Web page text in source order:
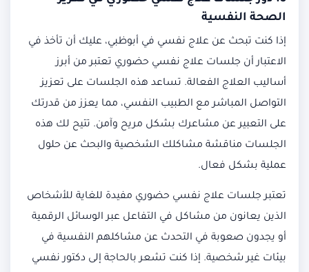
الصحة النفسية
إذا كنت تبحث عن علاج نفسي في أبوظبي، عليك أن تأخذ في
الاعتبار أن جلسات علاج نفسي حضوري تعتبر من أبرز
أساليب العلاج الفعالة. تساعد هذه الجلسات على تعزيز
التواصل المباشر مع الطبيب النفسي، مما يعزز من قدرتك
على التعبير عن مشاعرك بشكل مريح وآمن. تتيح لك هذه
الجلسات مناقشة مشاكلك الشخصية والبحث عن حلول
عملية بشكل فعال.
تعتبر جلسات علاج نفسي حضوري مفيدة للغاية للأشخاص
الذين يعانون من مشاكل في التفاعل عبر الوسائل الرقمية
أو يجدون صعوبة في التحدث عن مشاكلهم النفسية في
بيئات غير شخصية. إذا كنت تشعر بالحاجة إلى دكتور نفسي